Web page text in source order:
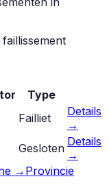
Type
Failliet
Details
→
Gesloten Details
→
→ Provincie